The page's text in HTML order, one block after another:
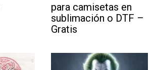
para camisetas en
sublimación o DTF –
Gratis